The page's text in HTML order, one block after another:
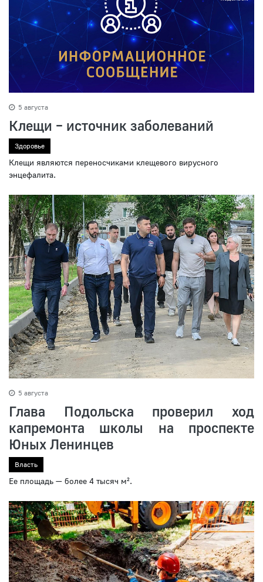
5 августа
Клещи – источник заболеваний
Здоровье
Клещи являются переносчиками клещевого вирусного
энцефалита.
5 августа
Глава Подольска проверил ход
капремонта школы на проспекте
Юных Ленинцев
Власть
Ее площадь — более 4 тысяч м².